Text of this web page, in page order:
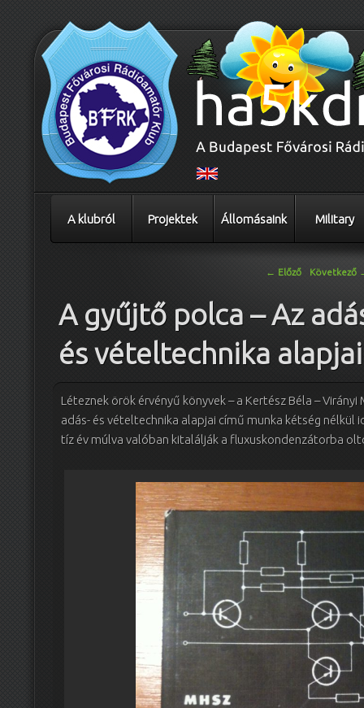
A klubról Projektek Állomásaink Military
← Előző Következő
A gyűjtő polca – Az
és vételtechnika alapjai
Léteznek örök érvényű könyvek – a Kertész Béla –
adás- és vételtechnika alapjai című munka kétség nélkül
tíz év múlva valóban kitalálják a fluxuskondenzátorba